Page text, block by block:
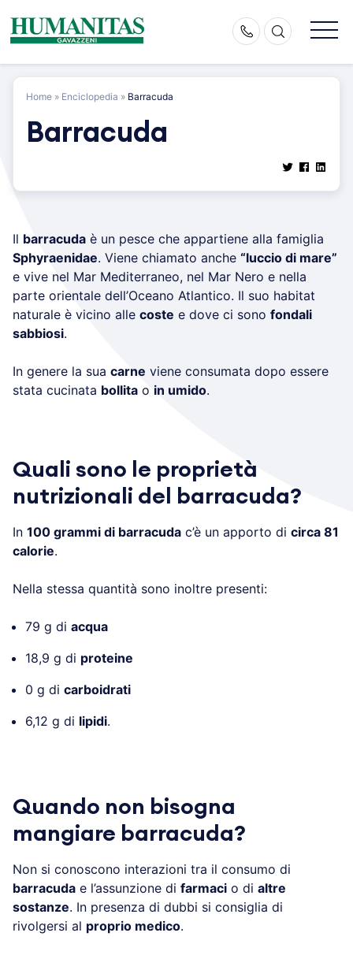
content
Home » Enciclopedia » Barracuda
Barracuda
Il barracuda è un pesce che appartiene alla famiglia
Sphyraenidae. Viene chiamato anche “luccio di mare”
e vive nel Mar Mediterraneo, nel Mar Nero e nella
parte orientale dell’Oceano Atlantico. Il suo habitat
naturale è vicino alle coste e dove ci sono fondali
sabbiosi.
In genere la sua carne viene consumata dopo essere
stata cucinata bollita o in umido.
Quali sono le proprietà
nutrizionali del barracuda?
In 100 grammi di barracuda c’è un apporto di circa 81
calorie.
Nella stessa quantità sono inoltre presenti:
79 g di acqua
18,9 g di proteine
0 g di carboidrati
6,12 g di lipidi.
Quando non bisogna
mangiare barracuda?
Non si conoscono interazioni tra il consumo di
barracuda e l’assunzione di farmaci o di altre
sostanze. In presenza di dubbi si consiglia di
rivolgersi al proprio medico.